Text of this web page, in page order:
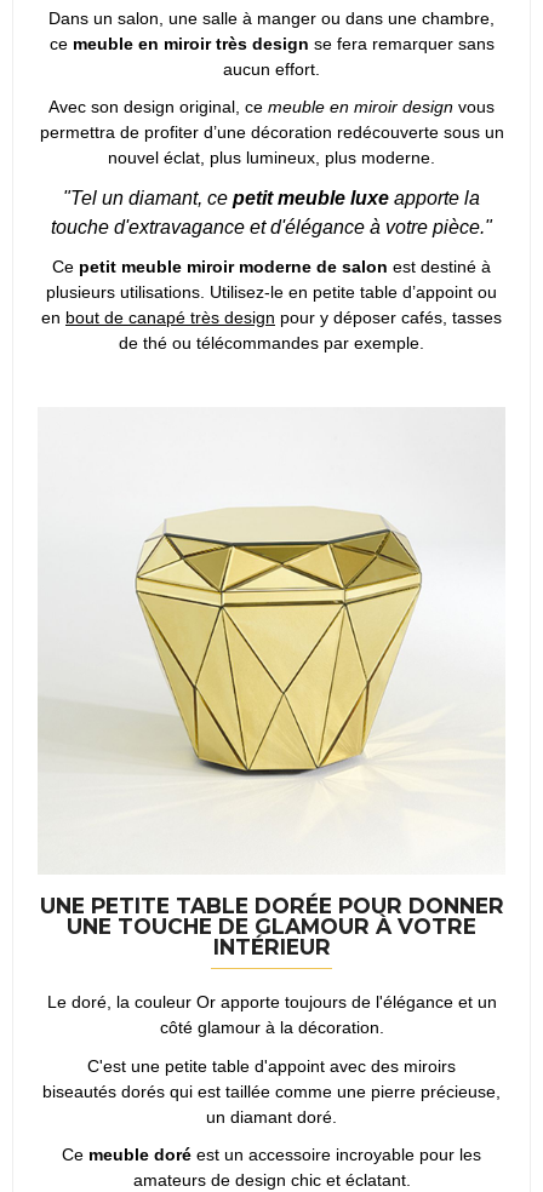
Dans un salon, une salle à manger ou dans une chambre,
ce meuble en miroir très design se fera remarquer sans
aucun effort.
Avec son design original, ce meuble en miroir design vous
permettra de profiter d’une décoration redécouverte sous un
nouvel éclat, plus lumineux, plus moderne.
"Tel un diamant, ce petit meuble luxe apporte la
touche d'extravagance et d'élégance à votre pièce."
Ce petit meuble miroir moderne de salon est destiné à
plusieurs utilisations. Utilisez-le en petite table d’appoint ou
en bout de canapé très design pour y déposer cafés, tasses
de thé ou télécommandes par exemple.
UNE PETITE TABLE DORÉE POUR DONNER
UNE TOUCHE DE GLAMOUR À VOTRE
INTÉRIEUR
Le doré, la couleur Or apporte toujours de l'élégance et un
côté glamour à la décoration.
C'est une petite table d'appoint avec des miroirs
biseautés dorés qui est taillée comme une pierre précieuse,
un diamant doré.
Ce meuble doré est un accessoire incroyable pour les
amateurs de design chic et éclatant.